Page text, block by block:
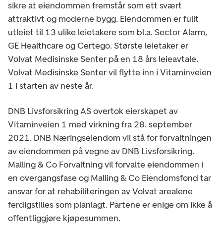
sikre at eiendommen fremstår som ett svært
attraktivt og moderne bygg. Eiendommen er fullt
utleiet til 13 ulike leietakere som bl.a. Sector Alarm,
GE Healthcare og Certego. Største leietaker er
Volvat Medisinske Senter på en 18 års leieavtale.
Volvat Medisinske Senter vil flytte inn i Vitaminveien
1 i starten av neste år.
DNB Livsforsikring AS overtok eierskapet av
Vitaminveien 1 med virkning fra 28. september
2021. DNB Næringseiendom vil stå for forvaltningen
av eiendommen på vegne av DNB Livsforsikring.
Malling & Co Forvaltning vil forvalte eiendommen i
en overgangsfase og Malling & Co Eiendomsfond tar
ansvar for at rehabiliteringen av Volvat arealene
ferdigstilles som planlagt. Partene er enige om ikke å
offentliggjøre kjøpesummen.